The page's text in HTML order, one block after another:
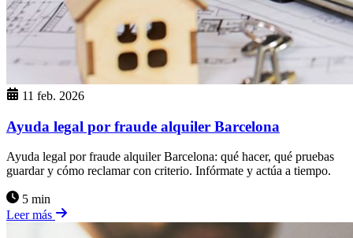
11 feb. 2026
Ayuda legal por fraude alquiler Barcelona
Ayuda legal por fraude alquiler Barcelona: qué hacer, qué pruebas
guardar y cómo reclamar con criterio. Infórmate y actúa a tiempo.
5 min
Leer más